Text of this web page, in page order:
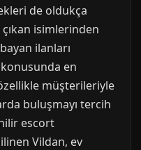
de oldukça
isimlerinden
ilanları
en
müşterileriyle
buluşmayı tercih
escort
Vildan, ev